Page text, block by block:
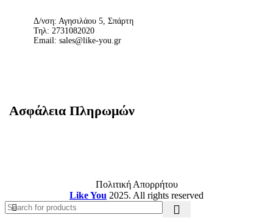
Δ/νση: Αγησιλάου 5, Σπάρτη
Τηλ: 2731082020
Email: sales@like-you.gr
Ασφάλεια Πληρωμών
Πολιτική Απορρήτου
Like You 2025. All rights reserved